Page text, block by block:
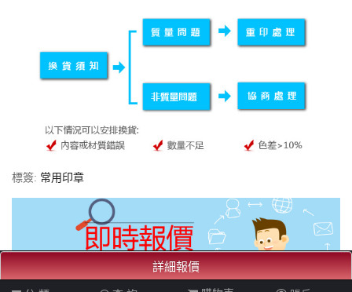
標簽: 常用印章
詳細報價